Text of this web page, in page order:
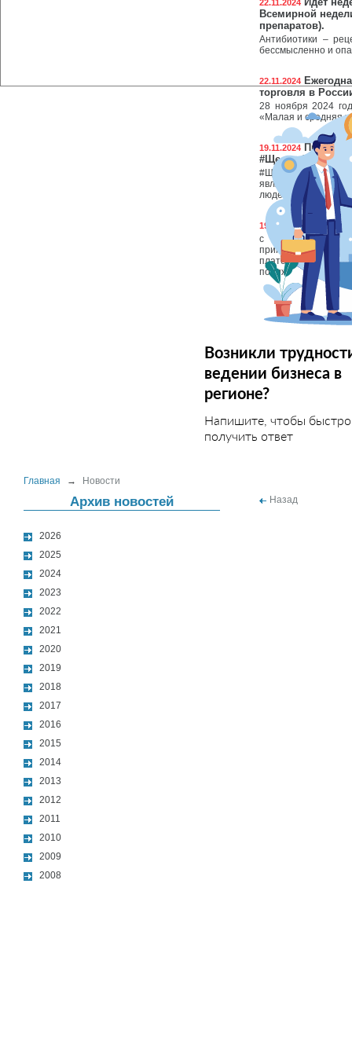
Возникли
ведении бизнеса в
регионе?
Напишите, чтобы быстро
получить ответ
Главная → Новости
Архив новостей
2026
2025
2024
2023
2022
2021
2020
2019
2018
2017
2016
2015
2014
2013
2012
2011
2010
2009
2008
22.11.2024
Всемирной
препаратов).
Антибиотики –
бессмысленно и
22.11.2024
торговля в
28 ноября 2024
«Малая и средняя
19.11.2024
#ЩедрыйВторник –
является
людей в
19.11.2024
с 1 января 2025
применяющие
плательщиками
пониженным
Назад